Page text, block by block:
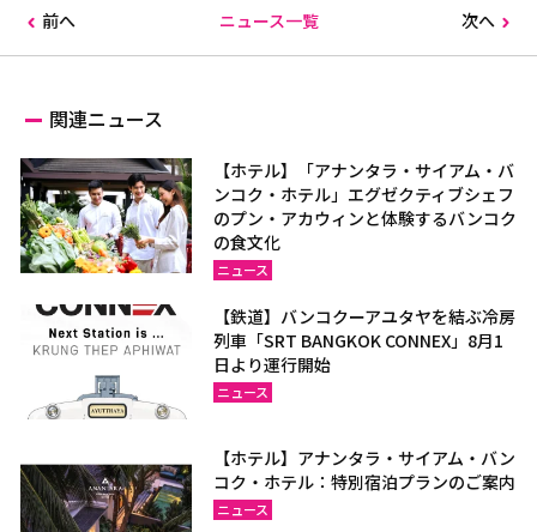
前へ ニュース一覧 次へ
関連ニュース
【ホテル】「アナンタラ・サイアム・バ
ンコク・ホテル」エグゼクティブシェフ
のプン・アカウィンと体験するバンコク
の食文化
ニュース
【鉄道】バンコクーアユタヤを結ぶ冷房
列車「SRT BANGKOK CONNEX」8月1
日より運行開始
ニュース
【ホテル】アナンタラ・サイアム・バン
コク・ホテル：特別宿泊プランのご案内
ニュース